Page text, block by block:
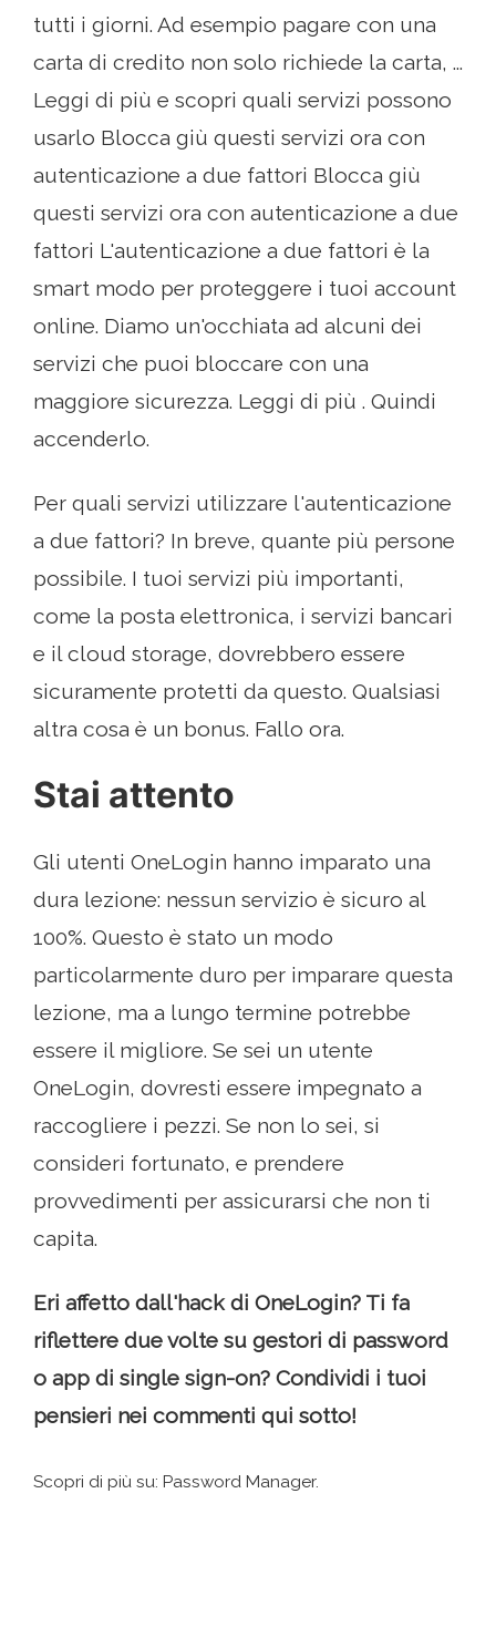
tutti i giorni. Ad esempio pagare con una
carta di credito non solo richiede la carta, ...
Leggi di più e scopri quali servizi possono
usarlo Blocca giù questi servizi ora con
autenticazione a due fattori Blocca giù
questi servizi ora con autenticazione a due
fattori L'autenticazione a due fattori è la
smart modo per proteggere i tuoi account
online. Diamo un'occhiata ad alcuni dei
servizi che puoi bloccare con una
maggiore sicurezza. Leggi di più . Quindi
accenderlo.
Per quali servizi utilizzare l'autenticazione
a due fattori? In breve, quante più persone
possibile. I tuoi servizi più importanti,
come la posta elettronica, i servizi bancari
e il cloud storage, dovrebbero essere
sicuramente protetti da questo. Qualsiasi
altra cosa è un bonus. Fallo ora.
Stai attento
Gli utenti OneLogin hanno imparato una
dura lezione: nessun servizio è sicuro al
100%. Questo è stato un modo
particolarmente duro per imparare questa
lezione, ma a lungo termine potrebbe
essere il migliore. Se sei un utente
OneLogin, dovresti essere impegnato a
raccogliere i pezzi. Se non lo sei, si
consideri fortunato, e prendere
provvedimenti per assicurarsi che non ti
capita.
Eri affetto dall'hack di OneLogin? Ti fa
riflettere due volte su gestori di password
o app di single sign-on? Condividi i tuoi
pensieri nei commenti qui sotto!
Scopri di più su: Password Manager.